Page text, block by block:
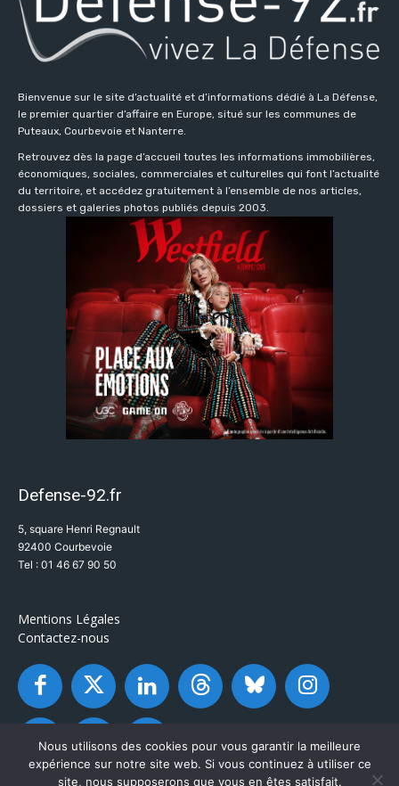
Bienvenue sur le site d’actualité et d’informations dédié à La Défense,
le premier quartier d’affaire en Europe, situé sur les communes de
Puteaux, Courbevoie et Nanterre.
Retrouvez dès la page d’accueil toutes les informations immobilières,
économiques, sociales, commerciales et culturelles qui font l’actualité
du territoire, et accédez gratuitement à l’ensemble de nos articles,
dossiers et galeries photos publiés depuis 2003.
Defense-92.fr
5, square Henri Regnault
92400 Courbevoie
Tel : 01 46 67 90 50
Mentions Légales
Contactez-nous
Nous utilisons des cookies pour vous garantir la meilleure
expérience sur notre site web. Si vous continuez à utiliser ce
site, nous supposerons que vous en êtes satisfait.